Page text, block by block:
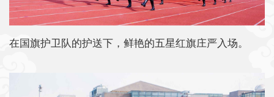
在国旗护卫队的护送下，鲜艳的五星红旗庄严入场。